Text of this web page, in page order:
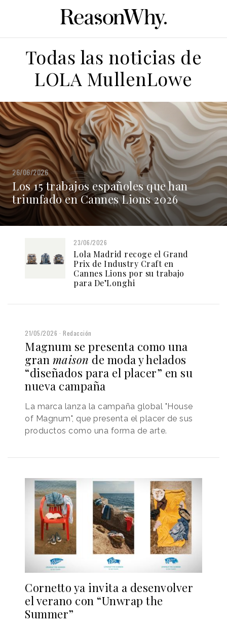
Todas las noticias de
LOLA MullenLowe
26/06/2026
Los 15 trabajos españoles que han
triunfado en Cannes Lions 2026
23/06/2026
Lola Madrid recoge el Grand
Prix de Industry Craft en
Cannes Lions por su trabajo
para De’Longhi
21/05/2026 Redacción
Magnum se presenta como una
gran maison de moda y helados
“diseñados para el placer” en su
nueva campaña
La marca lanza la campaña global "House
of Magnum", que presenta el placer de sus
productos como una forma de arte.
Cornetto ya invita a desenvolver
el verano con “Unwrap the
Summer”